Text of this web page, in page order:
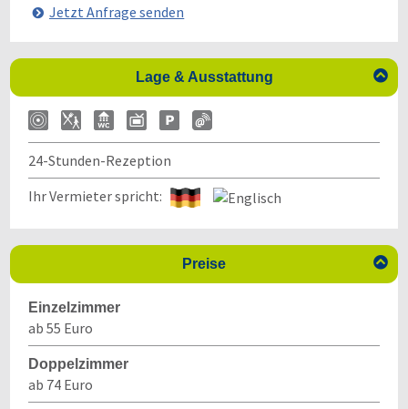
Jetzt Anfrage senden
Lage & Ausstattung 
24-Stunden-Rezeption
Ihr Vermieter spricht:
Preise 
Einzelzimmer
ab 55 Euro
Doppelzimmer
ab 74 Euro